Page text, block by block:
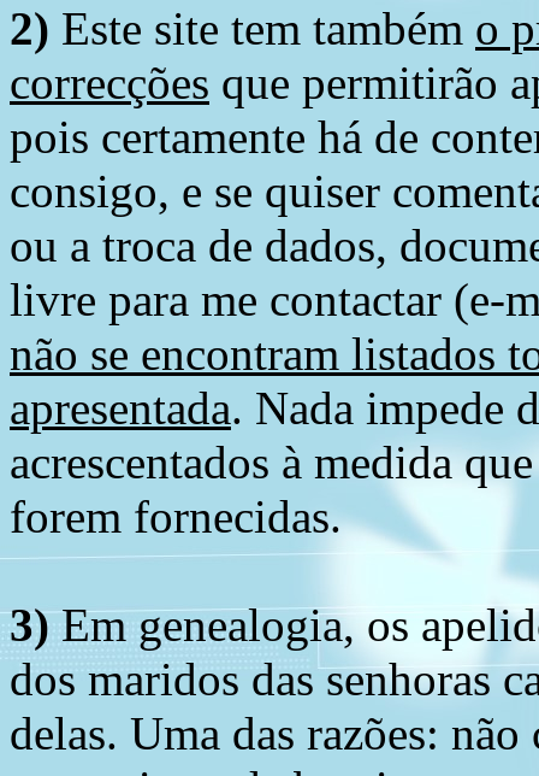
2) Este site tem também o
correcções que permitirão
pois certamente há de
consigo, e se quiser
ou a troca de dados,
livre para me contactar (e-
não se encontram listados
apresentada. Nada impede
acrescentados à medida
forem fornecidas.
3)Em genealogia, os
dos maridos das senhoras
delas. Uma das razões: